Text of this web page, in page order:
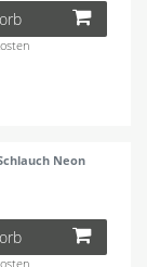
Neon